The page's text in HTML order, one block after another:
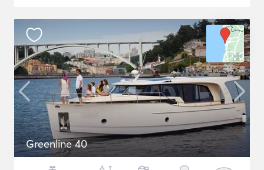
Greenline 40